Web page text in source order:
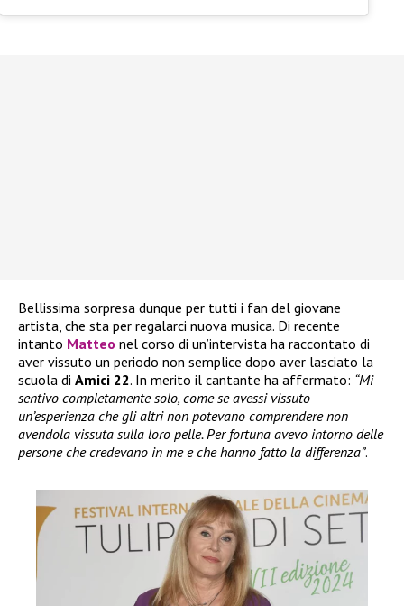
Bellissima sorpresa dunque per tutti i fan del giovane
artista, che sta per regalarci nuova musica. Di recente
intanto Matteo nel corso di un’intervista ha raccontato di
aver vissuto un periodo non semplice dopo aver lasciato la
scuola di Amici 22. In merito il cantante ha affermato: “Mi
sentivo completamente solo, come se avessi vissuto
un’esperienza che gli altri non potevano comprendere non
avendola vissuta sulla loro pelle. Per fortuna avevo intorno delle
persone che credevano in me e che hanno fatto la differenza”.